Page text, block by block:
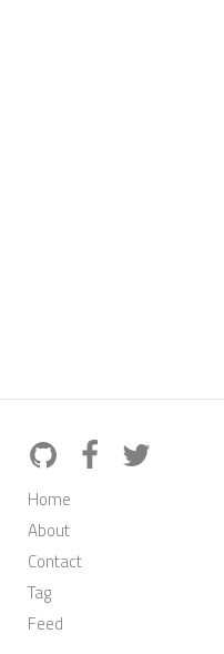
Home
About
Contact
Tag
Feed